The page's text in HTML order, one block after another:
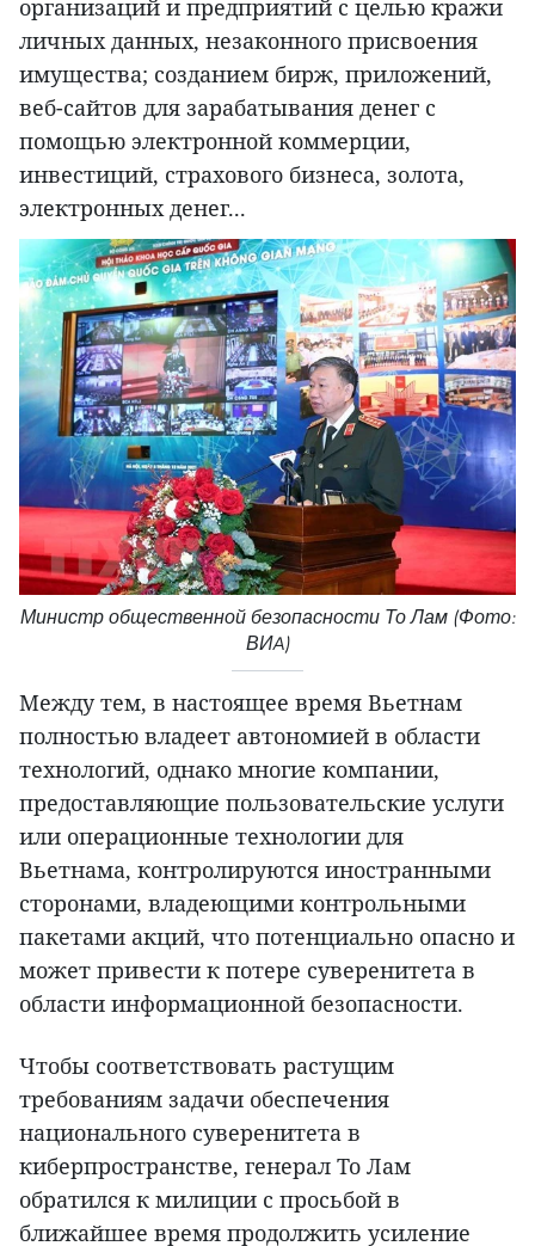
организаций и предприятий с целью кражи
личных данных, незаконного присвоения
имущества; созданием бирж, приложений,
веб-сайтов для зарабатывания денег с
помощью электронной коммерции,
инвестиций, страхового бизнеса, золота,
электронных денег...
Министр общественной безопасности То Лам (Фото:
ВИA)
Между тем, в настоящее время Вьетнам
полностью владеет автономией в области
технологий, однако многие компании,
предоставляющие пользовательские услуги
или операционные технологии для
Вьетнама, контролируются иностранными
сторонами, владеющими контрольными
пакетами акций, что потенциально опасно и
может привести к потере суверенитета в
области информационной безопасности.
Чтобы соответствовать растущим
требованиям задачи обеспечения
национального суверенитета в
киберпространстве, генерал То Лам
обратился к милиции с просьбой в
ближайшее время продолжить усиление